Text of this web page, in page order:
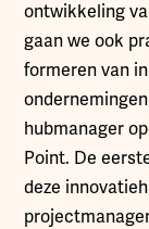
ontwikkeling
gaan we ook
formeren van
hubmanager
Point. De
deze